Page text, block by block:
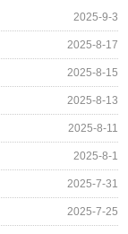
2025-9-3
2025-8-17
2025-8-15
2025-8-13
2025-8-11
2025-8-1
2025-7-31
2025-7-25